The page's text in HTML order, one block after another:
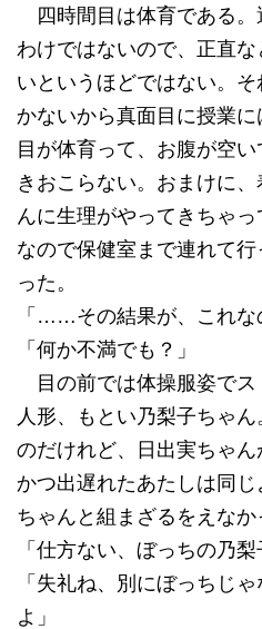
四時間目は体育である。
わけではないので、正直
いというほどではない。
かないから真面目に授業
目が体育って、お腹が空
きおこらない。おまけに
んに生理がやってきちゃ
なので保健室まで連れて
った。
「……その結果が、これな
「何か不満でも？」
目の前では体操服姿でス
人形、もとい乃梨子ちゃ
のだけれど、日出実ちゃ
かつ出遅れたあたしは同
ちゃんと組まざるをえなか
「仕方ない、ぼっちの乃
「失礼ね、別にぼっちじ
よ」